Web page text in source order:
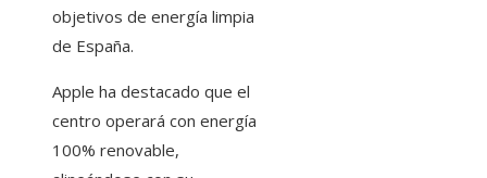
objetivos de energía limpia
de España.​
Apple ha destacado que el
centro operará con energía
100% renovable,